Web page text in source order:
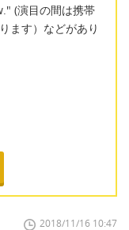
(演目の間は携帯
ます）などがあり
2018/11/16 10:47